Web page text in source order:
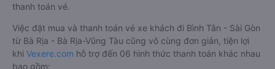
thanh toán vé.
Việc đặt mua và thanh toán vé xe khách đi Bình Tân - Sài Gòn
từ Bà Rịa - Bà Rịa-Vũng Tàu cũng vô cùng đơn giản, tiện lợi
khi Vexere.com hỗ trợ đến 06 hình thức thanh toán khác nhau
bao gồm: